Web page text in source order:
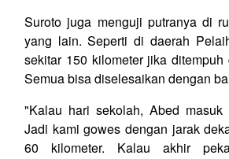
Suroto juga menguji putranya di
yang lain. Seperti di daerah
sekitar 150 kilometer jika ditempuh
Semua bisa diselesaikan dengan
"Kalau hari sekolah, Abed masuk
Jadi kami gowes dengan jarak
60 kilometer. Kalau akhir